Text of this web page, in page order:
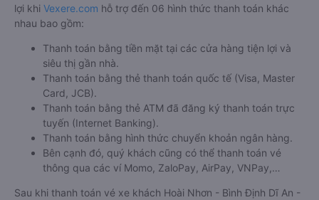
lợi khi Vexere.com hỗ trợ đến 06 hình thức thanh toán khác
nhau bao gồm:
Thanh toán bằng tiền mặt tại các cửa hàng tiện lợi và
siêu thị gần nhà.
Thanh toán bằng thẻ thanh toán quốc tế (Visa, Master
Card, JCB).
Thanh toán bằng thẻ ATM đã đăng ký thanh toán trực
tuyến (Internet Banking).
Thanh toán bằng hình thức chuyển khoản ngân hàng.
Bên cạnh đó, quý khách cũng có thể thanh toán vé
thông qua các ví Momo, ZaloPay, AirPay, VNPay,…
Sau khi thanh toán vé xe khách Hoài Nhơn - Bình Định Dĩ An -